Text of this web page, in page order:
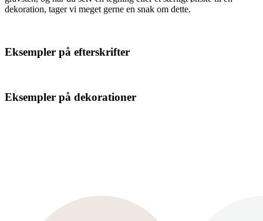
dekoration, tager vi meget gerne en snak om dette.
Eksempler på efterskrifter
Eksempler på dekorationer